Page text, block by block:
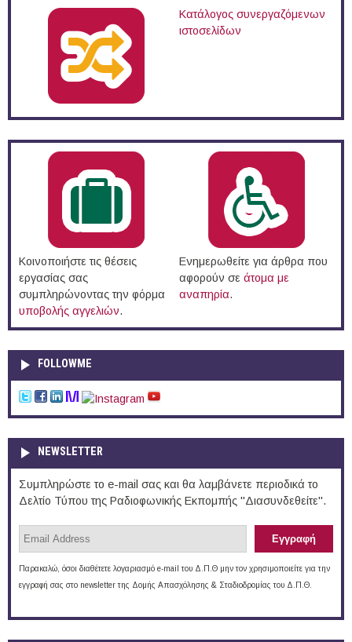
Κατάλογος συνεργαζόμενων
ιστοσελίδων
Κοινοποιήστε τις θέσεις
εργασίας σας
συμπληρώνοντας την φόρμα
υποβολής αγγελιών.
Ενημερωθείτε για άρθρα που
αφορούν σε άτομα με
αναπηρία.
FOLLOWME
NEWSLETTER
Συμπληρώστε το e-mail σας και θα λαμβάνετε περιοδικά το
Δελτίο Τύπου της Ραδιοφωνικής Εκπομπής "Διασυνδεθείτε".
Παρακαλώ, όσοι διαθέτετε λογαριασμό e-mail του Δ.Π.Θ μην τον χρησιμοποιείτε για την
εγγραφή σας στο newsletter της Δομής Απασχόλησης & Σταδιοδρομίας του Δ.Π.Θ.